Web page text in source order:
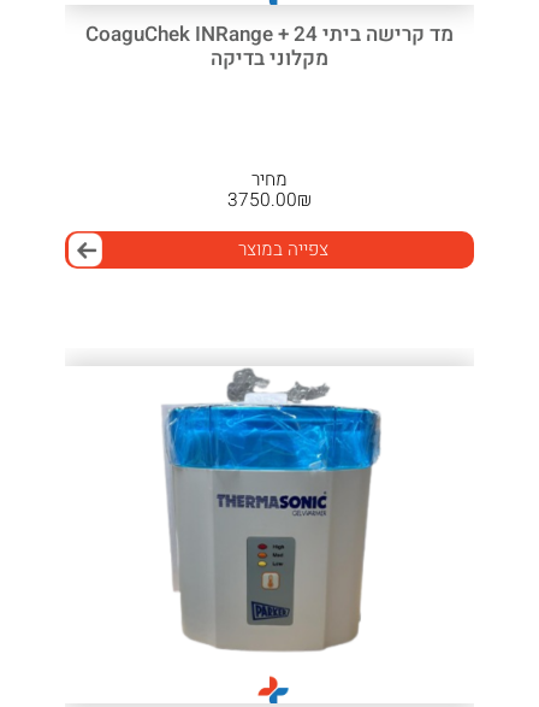
מד קרישה ביתי CoaguChek INRange + 24
מקלוני בדיקה
מחיר
₪
3750.00
צפייה במוצר